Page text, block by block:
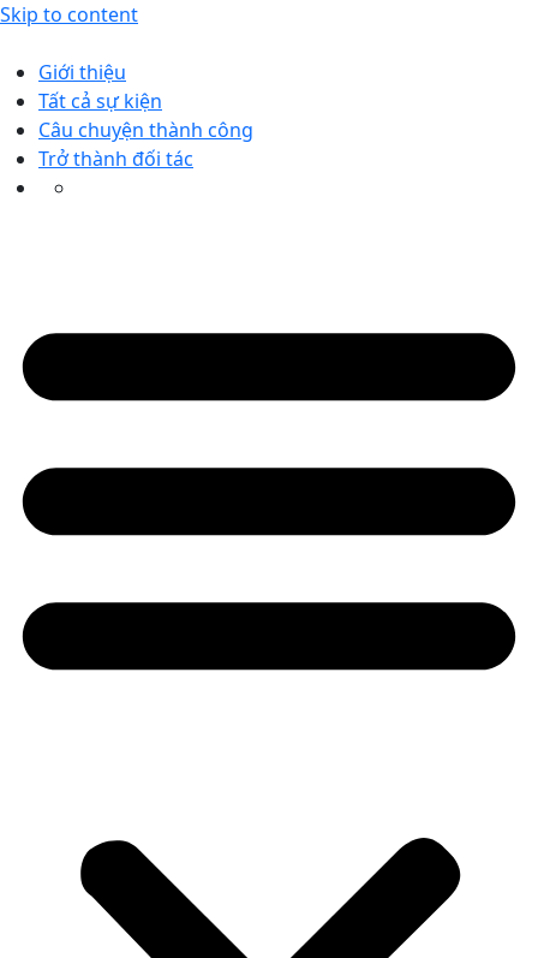
Skip to content
Giới thiệu
Tất cả sự kiện
Câu chuyện thành công
Trở thành đối tác